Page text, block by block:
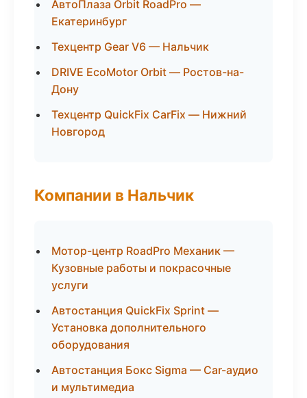
АвтоПлаза Orbit RoadPro —
Екатеринбург
Техцентр Gear V6 — Нальчик
DRIVE EcoMotor Orbit — Ростов-на-
Дону
Техцентр QuickFix CarFix — Нижний
Новгород
Компании в Нальчик
Мотор-центр RoadPro Механик —
Кузовные работы и покрасочные
услуги
Автостанция QuickFix Sprint —
Установка дополнительного
оборудования
Автостанция Бокс Sigma — Car-аудио
и мультимедиа